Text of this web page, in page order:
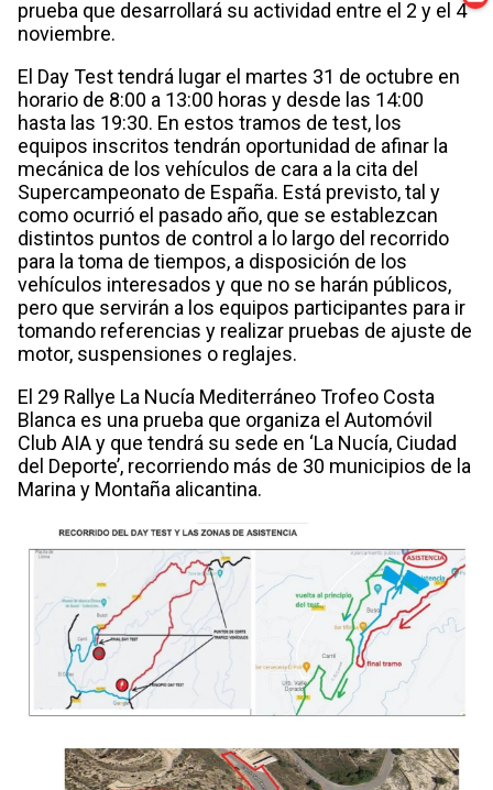
prueba que desarrollará su actividad entre el 2 y el 4
noviembre.
El Day Test tendrá lugar el martes 31 de octubre en
horario de 8:00 a 13:00 horas y desde las 14:00
hasta las 19:30. En estos tramos de test, los
equipos inscritos tendrán oportunidad de afinar la
mecánica de los vehículos de cara a la cita del
Supercampeonato de España. Está previsto, tal y
como ocurrió el pasado año, que se establezcan
distintos puntos de control a lo largo del recorrido
para la toma de tiempos, a disposición de los
vehículos interesados y que no se harán públicos,
pero que servirán a los equipos participantes para ir
tomando referencias y realizar pruebas de ajuste de
motor, suspensiones o reglajes.
El 29 Rallye La Nucía Mediterráneo Trofeo Costa
Blanca es una prueba que organiza el Automóvil
Club AIA y que tendrá su sede en ‘La Nucía, Ciudad
del Deporte’, recorriendo más de 30 municipios de la
Marina y Montaña alicantina.